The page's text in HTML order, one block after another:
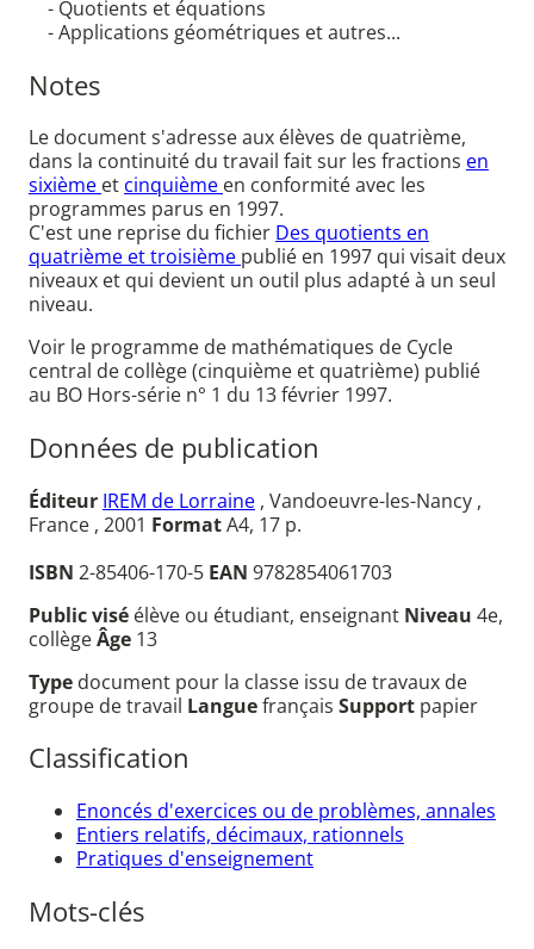
- Quotients et équations
- Applications géométriques et autres...
Notes
Le document s'adresse aux élèves de quatrième,
dans la continuité du travail fait sur les fractions en
sixième et cinquième en conformité avec les
programmes parus en 1997.
C'est une reprise du fichier Des quotients en
quatrième et troisième publié en 1997 qui visait deux
niveaux et qui devient un outil plus adapté à un seul
niveau.
Voir le programme de mathématiques de Cycle
central de collège (cinquième et quatrième) publié
au BO Hors-série n° 1 du 13 février 1997.
Données de publication
Éditeur IREM de Lorraine , Vandoeuvre-les-Nancy ,
France , 2001 FormatA4, 17 p.
ISBN 2-85406-170-5 EAN 9782854061703
Public visé élève ou étudiant, enseignant Niveau 4e,
collègeÂge 13
Type document pour la classe issu de travaux de
groupe de travail Languefrançais Support papier
Classification
Enoncés d'exercices ou de problèmes, annales
Entiers relatifs, décimaux, rationnels
Pratiques d'enseignement
Mots-clés